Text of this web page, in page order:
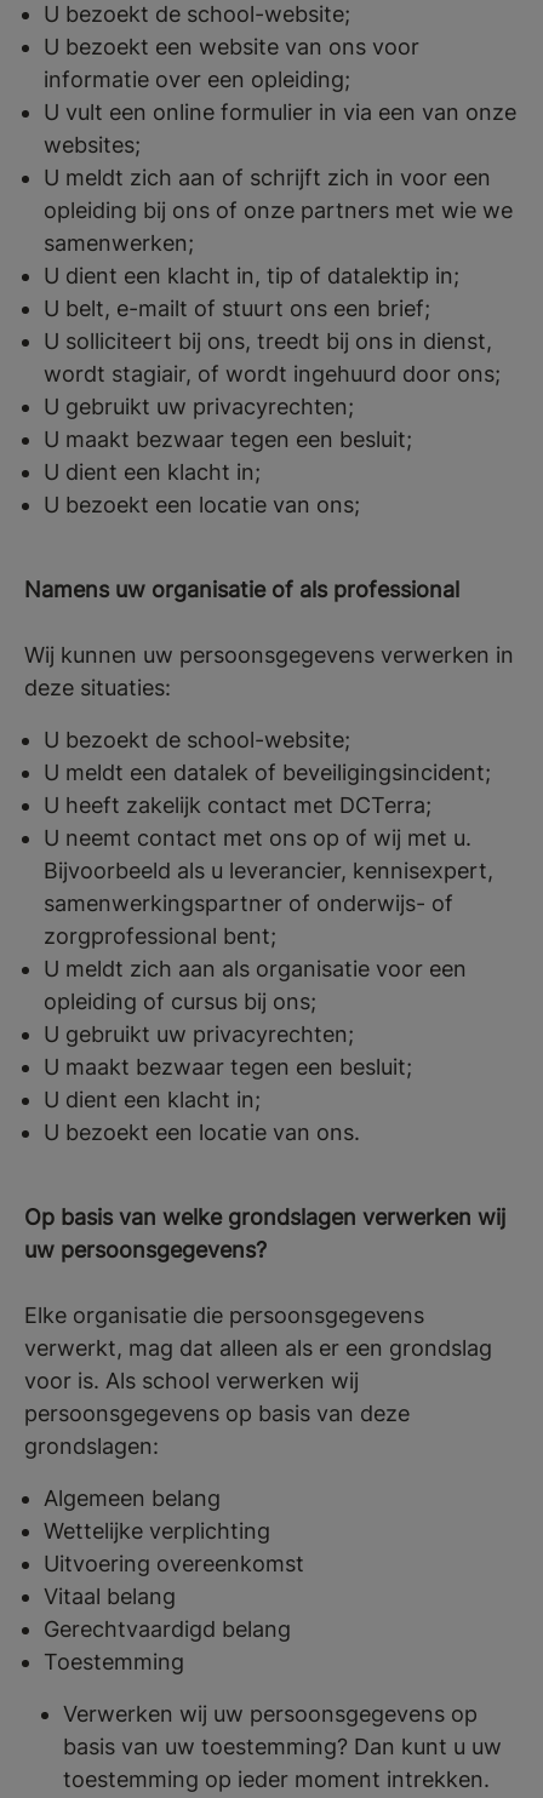
U bezoekt de school-website;
U bezoekt een website van ons voor
informatie over een opleiding;
U vult een online formulier in via een van onze
websites;
U meldt zich aan of schrijft zich in voor een
opleiding bij ons of onze partners met wie we
samenwerken;
U dient een klacht in, tip of datalektip in;
U belt, e-mailt of stuurt ons een brief;
U solliciteert bij ons, treedt bij ons in dienst,
wordt stagiair, of wordt ingehuurd door ons;
U gebruikt uw privacyrechten;
U maakt bezwaar tegen een besluit;
U dient een klacht in;
U bezoekt een locatie van ons;
Namens uw organisatie of als professional
Wij kunnen uw persoonsgegevens verwerken in
deze situaties:
U bezoekt de school-website;
U meldt een datalek of beveiligingsincident;
U heeft zakelijk contact met DCTerra;
U neemt contact met ons op of wij met u.
Bijvoorbeeld als u leverancier, kennisexpert,
samenwerkingspartner of onderwijs- of
zorgprofessional bent;
U meldt zich aan als organisatie voor een
opleiding of cursus bij ons;
U gebruikt uw privacyrechten;
U maakt bezwaar tegen een besluit;
U dient een klacht in;
U bezoekt een locatie van ons.
Op basis van welke grondslagen verwerken wij
uw persoonsgegevens?
Elke organisatie die persoonsgegevens
verwerkt, mag dat alleen als er een grondslag
voor is. Als school verwerken wij
persoonsgegevens op basis van deze
grondslagen:
Algemeen belang
Wettelijke verplichting
Uitvoering overeenkomst
Vitaal belang
Gerechtvaardigd belang
Toestemming
Verwerken wij uw persoonsgegevens op
basis van uw toestemming? Dan kunt u uw
toestemming op ieder moment intrekken.